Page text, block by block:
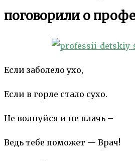
поговорили о
Если заболело ухо,
Если в горле стало сухо.
Не волнуйся и не плачь –
Ведь тебе поможет — Врач!